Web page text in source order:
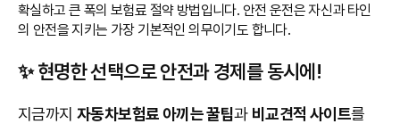
확실하고 큰 폭의 보험료 절약 방법입니다. 안전 운전은 자신과 타인
의 안전을 지키는 가장 기본적인 의무이기도 합니다.
✨ 현명한 선택으로 안전과 경제를 동시에!
지금까지 자동차보험료 아끼는 꿀팁과 비교견적 사이트를